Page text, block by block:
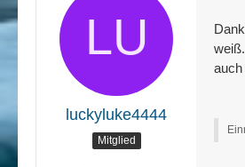
luckyluke4444
Mitglied
auch